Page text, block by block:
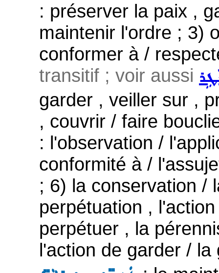
: préserver la paix ,
maintenir l'ordre ; 3)
conformer à /
transitif ; voir aussi
garder , veiller sur ,
, couvrir / faire
: l'observation /
conformité à /
; 6) la conservation /
perpétuation ,
perpétuer , la
l'action de garder /